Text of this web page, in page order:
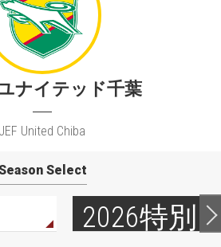
ナイテッド千葉
JEF United Chiba
Select
2026特別